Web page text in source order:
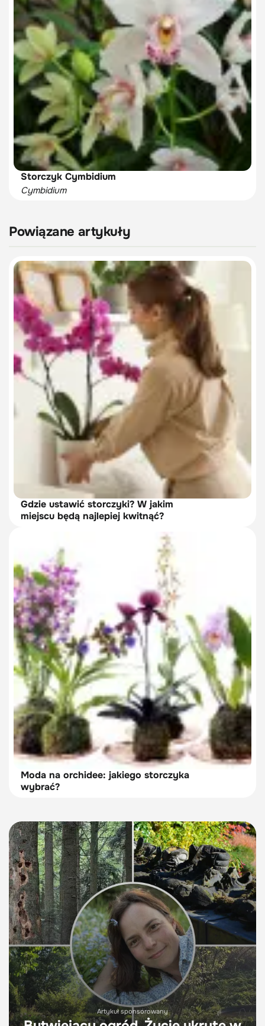
Storczyk Cymbidium
Cymbidium
Powiązane artykuły
Gdzie ustawić storczyki? W jakim
miejscu będą najlepiej kwitnąć?
Moda na orchidee: jakiego storczyka
wybrać?
Artykuł sponsorowany